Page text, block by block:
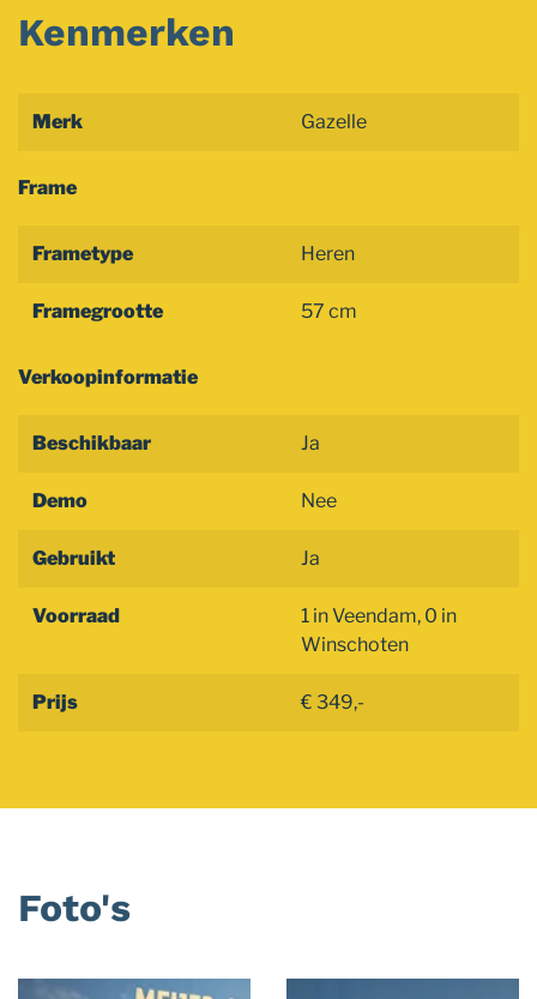
Kenmerken
Merk Gazelle
Frame
Frametype Heren
Framegrootte 57 cm
Verkoopinformatie
Beschikbaar Ja
Demo Nee
Gebruikt Ja
Voorraad
1 in Veendam, 0 in
Winschoten
Prijs € 349,-
Foto's
overslaan